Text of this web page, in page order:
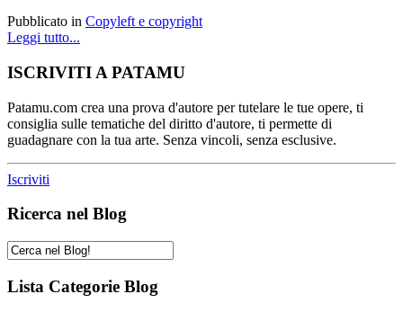
Pubblicato in Copyleft e copyright
Leggi tutto...
ISCRIVITI A PATAMU
Patamu.com crea una prova d'autore per tutelare le tue opere, ti
consiglia sulle tematiche del diritto d'autore, ti permette di
guadagnare con la tua arte. Senza vincoli, senza esclusive.
Iscriviti
Ricerca nel Blog
Lista Categorie Blog